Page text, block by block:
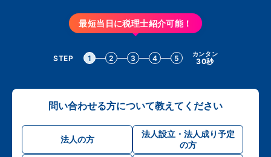
最短当日に税理士紹介可能！
STEP 1 2 3 4 5 カンタン
30秒
問い合わせる方について教えてください
法人の方
法人設立・法人成り予定
の方